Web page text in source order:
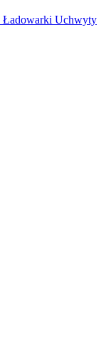
Ładowarki Uchwyty